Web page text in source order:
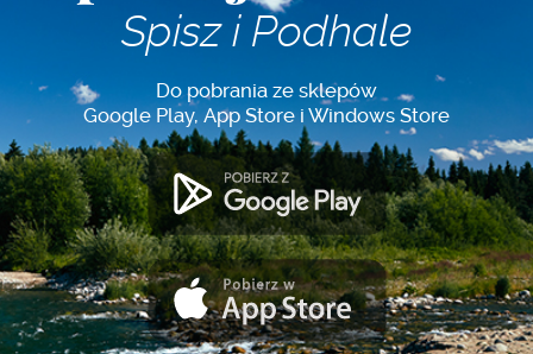
Spisz i Podhale
Do pobrania ze sklepów
Google Play, App Store i Windows Store